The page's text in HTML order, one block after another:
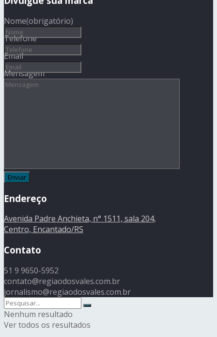
Nome(obrigatório)
Telefone
Email
Mensagem
Endereço
Avenida Padre Anchieta, n° 1511, sala 204,
Centro, Encantado/RS
Contato
51 9 9650-5952
contato@regiaodosvales.com.br
jornalismo@regiaodosvales.com.br
Nenhum resultado
Ver todos os resultados